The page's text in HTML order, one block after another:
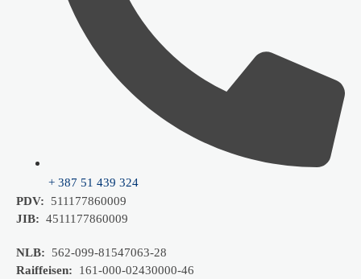
+ 387 51 439 324
PDV:
511177860009
JIB: 4511177860009
NLB: 562-099-81547063-28
Raiffeisen: 161-000-02430000-46